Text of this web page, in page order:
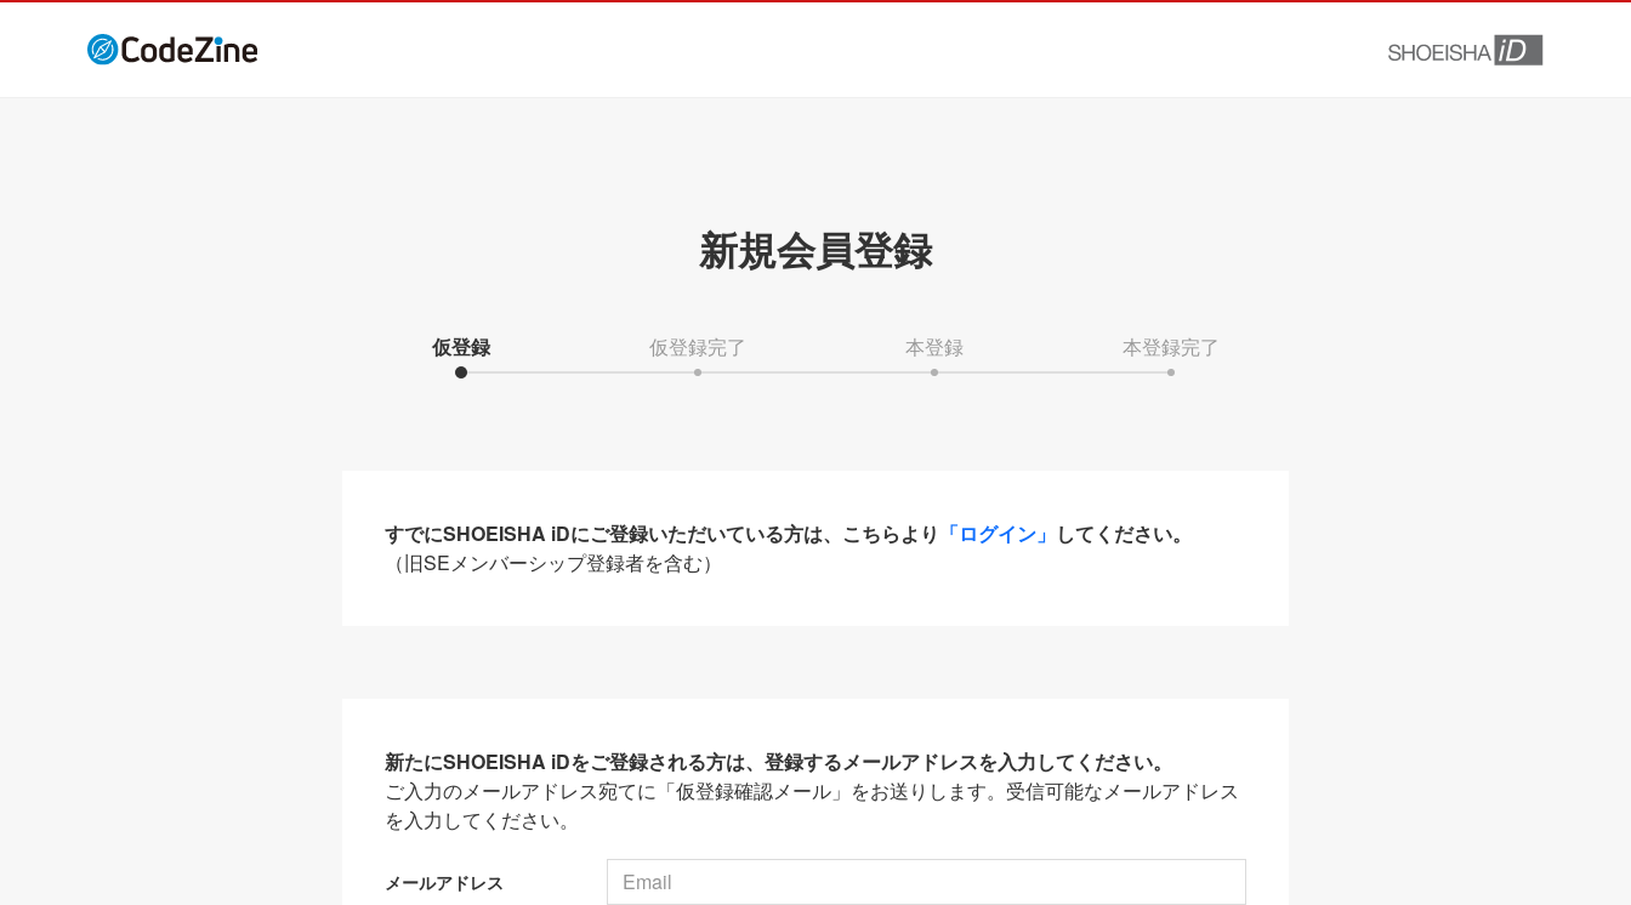
新規会員登録
仮登録 仮登録完了 本登録 本登録完了
すでにSHOEISHA iDにご登録いただいている方は、こちらより 「ログイン」 してください。
（旧SEメンバーシップ登録者を含む）
新たにSHOEISHA iDをご登録される方は、登録するメールアドレスを入力してください。
ご入力のメールアドレス宛てに「仮登録確認メール」をお送りします。受信可能なメールアドレス
を入力してください。
メールアドレス